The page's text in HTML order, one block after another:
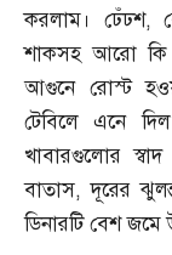
করলাম। ঢেঁঢশ,
শাকসহ আরো কি
আগুনে রোস্ট
টেবিলে এনে
খাবারগুলোর
বাতাস,দূরের
ডিনারটি বেশ জমে